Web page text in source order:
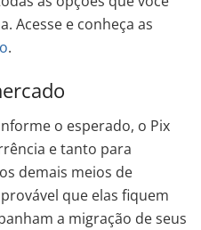
Acesse e conheça as
.
o esperado, o Pix
e tanto para
demais meios de
que elas fiquem
a migração de seus